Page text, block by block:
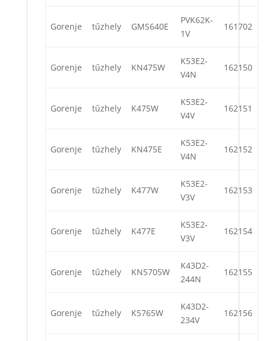
Gorenje tűzhely GMS640E
PVK62K-
1V
161702
Gorenje tűzhely KN475W
K53E2-
V4N
162150
Gorenje tűzhely K475W
K53E2-
V4V
162151
Gorenje tűzhely KN475E
K53E2-
V4N
162152
Gorenje tűzhely K477W
K53E2-
V3V
162153
Gorenje tűzhely K477E
K53E2-
V3V
162154
Gorenje tűzhely KN5705W
K43D2-
244N
162155
Gorenje tűzhely K5765W
K43D2-
234V
162156